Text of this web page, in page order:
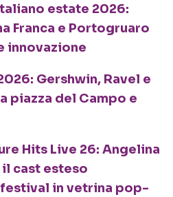
estate 2026:
Franca e Portogruaro
innovazione
Gershwin, Ravel e
piazza del Campo e
Hits Live 26: Angelina
cast esteso
in vetrina pop-